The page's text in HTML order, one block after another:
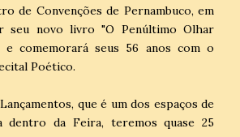
de Convenções de Pernambuco, em
seu novo livro "O Penúltimo Olhar
e comemorará seus 56 anos com o
Poético.
que é um dos espaços de
dentro da Feira, teremos quase 25